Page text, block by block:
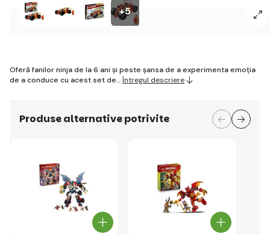
+5
Oferă fanilor ninja de la 6 ani și peste șansa de a experimenta emoția
de a conduce cu acest set de… Întregul descriere
Produse alternative potrivite